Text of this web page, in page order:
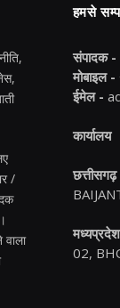
/
हमसे
संपादक -
मोबाइल -
ईमेल -
कार्यालय
02,